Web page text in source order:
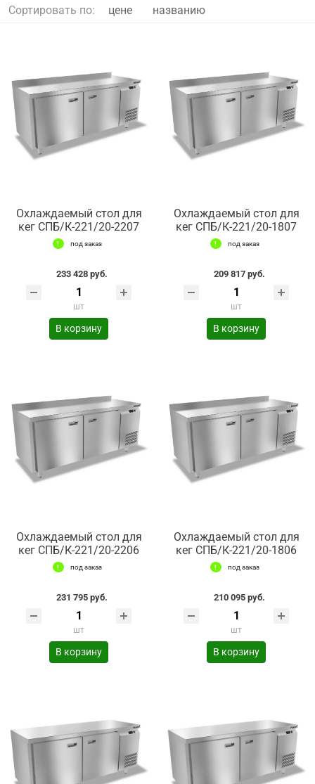
Сортировать по: цене названию
Охлаждаемый стол для
кег СПБ/К-221/20-2207
под заказ
233 428 руб.
шт
В корзину
Охлаждаемый стол для
кег СПБ/К-221/20-1807
под заказ
209 817 руб.
шт
В корзину
Охлаждаемый стол для
кег СПБ/К-221/20-2206
под заказ
231 795 руб.
шт
В корзину
Охлаждаемый стол для
кег СПБ/К-221/20-1806
под заказ
210 095 руб.
шт
В корзину